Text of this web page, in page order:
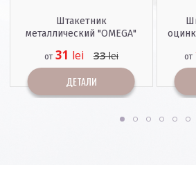
Штакетник
металлический "OMEGA"
от 31 lei 33lei
ДЕТАЛИ
от